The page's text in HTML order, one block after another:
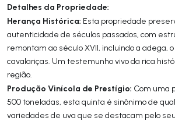
Detalhes da Propriedade:
Herança Histórica: Esta propriedade
autenticidade de séculos passados, com
remontam ao século XVII, incluindo a adega,
cavalariças. Um testemunho vivo da rica
região.
Produção Vinícola de Prestígio: Com uma
500 toneladas, esta quinta é sinônimo de
variedades de uva que se destacam pelo